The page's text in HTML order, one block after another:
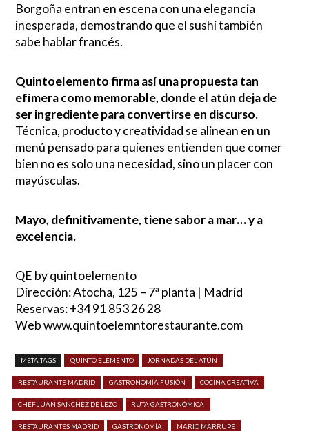
Borgoña entran en escena con una elegancia
inesperada, demostrando que el sushi también
sabe hablar francés.
Quintoelemento firma así una propuesta tan
efímera como memorable, donde el atún deja de
ser ingrediente para convertirse en discurso.
Técnica, producto y creatividad se alinean en un
menú pensado para quienes entienden que comer
bien no es solo una necesidad, sino un placer con
mayúsculas.
Mayo, definitivamente, tiene sabor a mar… y a
excelencia.
QE by quintoelemento
Dirección: Atocha, 125 – 7ª planta | Madrid
Reservas: +34 91 853 26 28
Web www.quintoelemntorestaurante.com
META-TAGS QUINTO ELEMENTO JORNADAS DEL ATÚN
RESTAURANTE MADRID GASTRONOMÍA FUSIÓN COCINA CREATIVA
CHEF JUAN SANCHEZ DE LEZO RUTA GASTRONÓMICA
RESTAURANTES MADRID GASTRONOMÍA MARIO MARRUPE